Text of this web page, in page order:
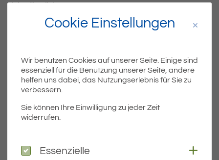
nichtöffentlich
Eriskirch und deren Bevollmächtigte Zutritt.
Teile Beitrag:
Titel für Beitrag
Bundestagswahl am 26.09.2021
Cookie Einstellungen
Wir benutzen Cookies auf unserer Seite. Einige sind
essenziell für die Benutzung unserer Seite, andere
helfen uns dabei, das Nutzungserlebnis für Sie zu
verbessern.
Sie können Ihre Einwilligung zu jeder Zeit
widerrufen.
Essenzielle
Essenzielle